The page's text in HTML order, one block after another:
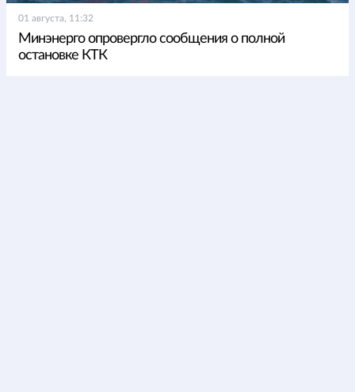
01 августа, 11:32
Минэнерго опровергло сообщения о полной
остановке КТК